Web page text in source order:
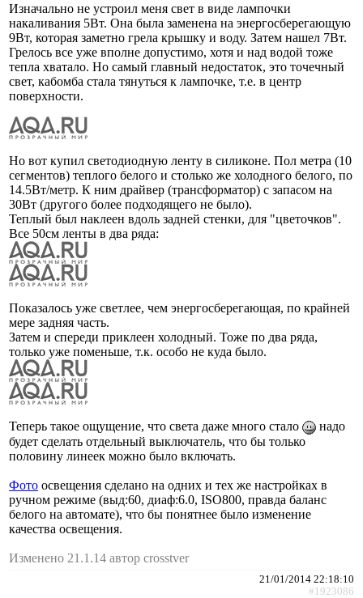
Изначально не устроил меня свет в виде лампочки
накаливания 5Вт. Она была заменена на энергосберегающую
9Вт, которая заметно грела крышку и воду. Затем нашел 7Вт.
Грелось все уже вполне допустимо, хотя и над водой тоже
тепла хватало. Но самый главный недостаток, это точечный
свет, кабомба стала тянуться к лампочке, т.е. в центр
поверхности.
Но вот купил светодиодную ленту в силиконе. Пол метра (10
сегментов) теплого белого и столько же холодного белого, по
14.5Вт/метр. К ним драйвер (трансформатор) с запасом на
30Вт (другого более подходящего не было).
Теплый был наклеен вдоль задней стенки, для "цветочков".
Все 50см ленты в два ряда:
Показалось уже светлее, чем энергосберегающая, по крайней
мере задняя часть.
Затем и спереди приклеен холодный. Тоже по два ряда,
только уже поменьше, т.к. особо не куда было.
Теперь такое ощущение, что света даже много стало
надо
будет сделать отдельный выключатель, что бы только
половину линеек можно было включать.
Фото освещения сделано на одних и тех же настройках в
ручном режиме (выд:60, диаф:6.0, ISO800, правда баланс
белого на автомате), что бы понятнее было изменение
качества освещения.
Изменено 21.1.14 автор crosstver
21/01/2014 22:18:10
#1923086